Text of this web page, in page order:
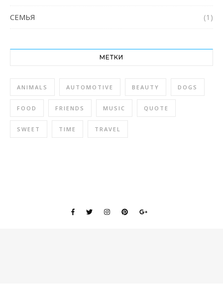
СЕМЬЯ (1)
МЕТКИ
ANIMALS AUTOMOTIVE BEAUTY DOGS
FOOD FRIENDS MUSIC QUOTE
SWEET TIME TRAVEL